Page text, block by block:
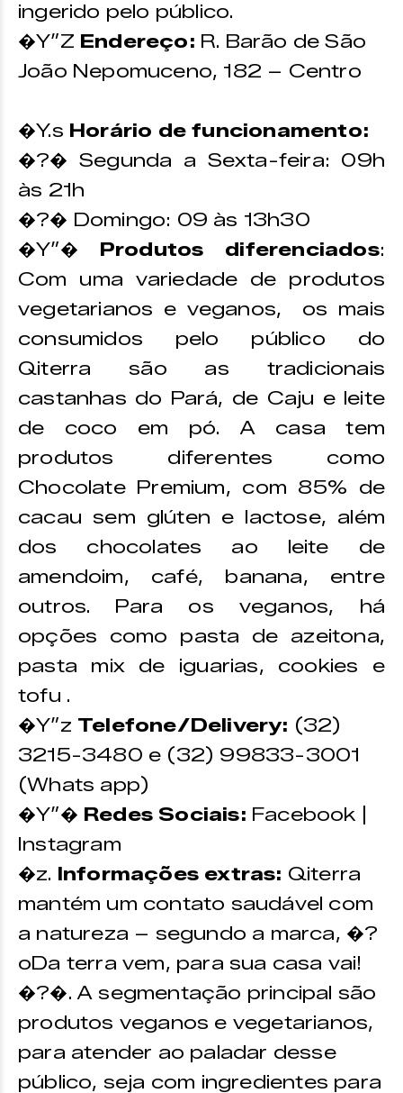
ingerido pelo público.
�Y”Z Endereço: R. Barão de São
João Nepomuceno, 182 – Centro
�Y.s Horário de funcionamento:
�?� Segunda a Sexta-feira: 09h
às 21h
�?� Domingo: 09 às 13h30
�Y”� Produtos diferenciados:
Com uma variedade de produtos
vegetarianos e veganos, os mais
consumidos pelo público do
Qiterra são as tradicionais
castanhas do Pará, de Caju e leite
de coco em pó. A casa tem
produtos diferentes como
Chocolate Premium, com 85% de
cacau sem glúten e lactose, além
dos chocolates ao leite de
amendoim, café, banana, entre
outros. Para os veganos, há
opções como pasta de azeitona,
pasta mix de iguarias, cookies e
tofu .
�Y”z Telefone/Delivery: (32)
3215-3480 e (32) 99833-3001
(Whats app)
�Y”� Redes Sociais: Facebook |
Instagram
�z. Informações extras: Qiterra
mantém um contato saudável com
a natureza – segundo a marca, �?
oDa terra vem, para sua casa vai!
�?�. A segmentação principal são
produtos veganos e vegetarianos,
para atender ao paladar desse
público, seja com ingredientes para